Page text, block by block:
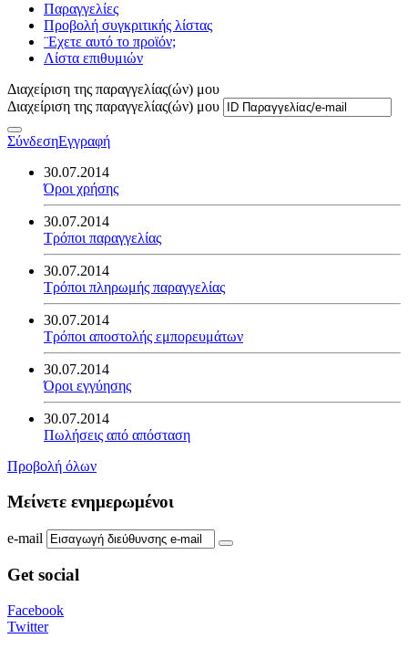
Παραγγελίες
Προβολή συγκριτικής λίστας
¨Εχετε αυτό το προϊόν;
Λίστα επιθυμιών
Διαχείριση της παραγγελίας(ών) μου
Διαχείριση της παραγγελίας(ών) μου
ΣύνδεσηΕγγραφή
30.07.2014
Όροι χρήσης
30.07.2014
Τρόποι παραγγελίας
30.07.2014
Τρόποι πληρωμής παραγγελίας
30.07.2014
Τρόποι αποστολής εμπορευμάτων
30.07.2014
Όροι εγγύησης
30.07.2014
Πωλήσεις από απόσταση
Προβολή όλων
Μείνετε ενημερωμένοι
e-mail
Get social
Facebook
Twitter